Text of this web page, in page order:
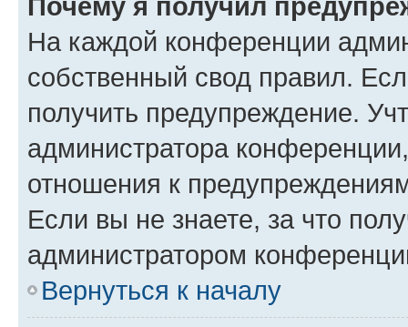
На каждой конференции
собственный свод правил.
получить предупреждение.
администратора
отношения к
Если вы не знаете, за что
администратором
Вернуться к началу